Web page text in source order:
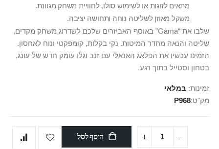
מתאים לזוגות או לשימוש סולו, לחוויית משחק מגוונת.
משקל מאוזן לשליטה נוחה ותחושה יציבה.
שלבו את “Gama” באוסף האביזרים שלכם לשדרוג משחק מקדים,
שליטה והנאה מחדר המיטות. נקי בקלות, קומפקטי ונוח לאחסון.
הזמינו עכשיו את הפלאג האנאלי עם זנב וגלו עומק חדש של עונג,
בטחון וסטייל בתוך רגע.
זמינות: במלאי
מק"ט P968
הוסף לסל